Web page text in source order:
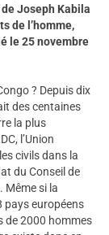
Joseph Kabila
de l’homme,
le 25 novembre
? Depuis dix
des centaines
la plus
l’Union
civils dans la
du Conseil de
Même si la
pays européens
de 2000 hommes